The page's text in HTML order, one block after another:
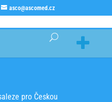
asco@ascomed.cz
pro Českou